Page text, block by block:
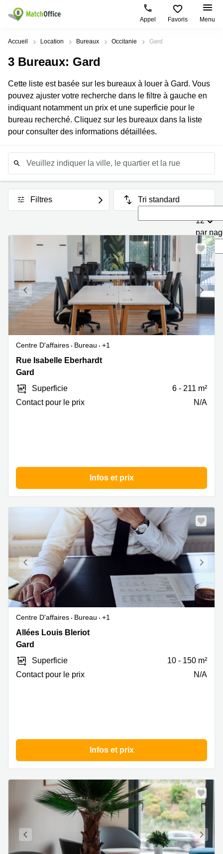
Appel Favoris Menu
Rechercher / publier
Pages
produits
Bureau
Centre
d’affaires
Salles
de
réunion
Bureau
virtuel
Villes
Paris
Lille
Lyon
Marseille
Nantes
Toulouse
Recherches
Centres
d'affaires
Paris
Location
Coworking
Paris
Coworking
Lyon
Centres
Toulouse
Toulouse
Coworking
Nice
Lyon
Location
bureaux
Paris
Centre
Aide
Qui sommes-nous?
Publier un local
Accueil Location Bureaux Occitanie Gard
3 Bureaux: Gard
Cette liste est basée sur les bureaux à louer à Gard. Vous
pouvez ajuster votre recherche dans le filtre à gauche en
indiquant notamment un prix et une superficie pour le
bureau recherché. Cliquez sur les bureaux dans la liste
pour consulter des informations détaillées.
12
par
Filtres Tri standard
Centre D'affaires Bureau
+1
Rue
Isabelle
80,
Gard
Rue Isabelle Eberhardt
Gard
Superficie
6 - 211 m²
Contact pour le prix
N/A
Infos et prix
Centre D'affaires Bureau
+1
76
Allées
Bleriot,
Gard
Allées Louis Bleriot
Gard
Superficie
10 - 150 m²
Contact pour le prix
N/A
Infos et prix